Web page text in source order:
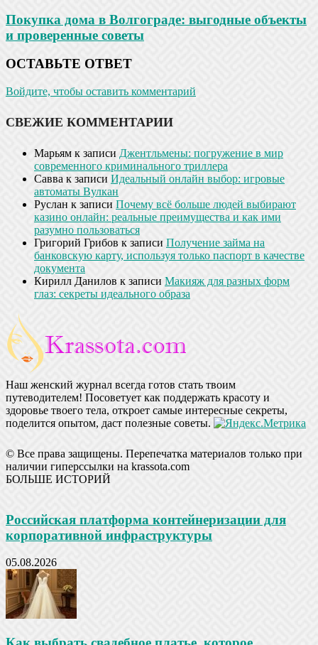
Покупка дома в Волгограде: выгодные объекты
и проверенные советы
ОСТАВЬТЕ ОТВЕТ
Войдите, чтобы оставить комментарий
СВЕЖИЕ КОММЕНТАРИИ
Марьям к записи Джентльмены: погружение в мир
современного криминального триллера
Савва к записи Идеальный онлайн выбор: игровые
автоматы Вулкан
Руслан к записи Почему всё больше людей выбирают
казино онлайн: реальные преимущества и как ими
разумно пользоваться
Григорий Грибов к записи Получение займа на
банковскую карту, используя только паспорт в качестве
документа
Кирилл Данилов к записи Макияж для разных форм
глаз: секреты идеального образа
Наш женский журнал всегда готов стать твоим
путеводителем! Посоветует как поддержать красоту и
здоровье твоего тела, откроет самые интересные секреты,
поделится опытом, даст полезные советы.
© Все права защищены. Перепечатка материалов только при
наличии гиперссылки на krassota.com
БОЛЬШЕ ИСТОРИЙ
Российская платформа контейнеризации для
корпоративной инфраструктуры
05.08.2026